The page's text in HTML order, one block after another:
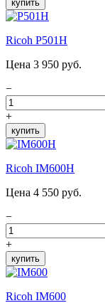
купить
Ricoh P501H
Цена 3 950 руб.
−
+
купить
Ricoh IM600H
Цена 4 550 руб.
−
+
купить
Ricoh IM600